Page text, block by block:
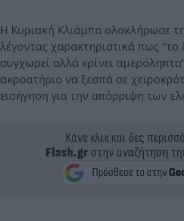
Η Κυριακή Κλιάμπα ολοκλήρωσε
λέγοντας χαρακτηριστικά πως "το
συγχωρεί αλλά κρίνει
ακροατήριο να ξεσπά σε
εισήγηση για την απόρριψη των
Κάνε κλικ και δες
Flash.grστην αναζήτηση